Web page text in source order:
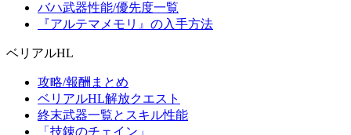
バハ武器性能/優先度一覧
『アルテマメモリ』の入手方法
ベリアルHL
攻略/報酬まとめ
ベリアルHL解放クエスト
終末武器一覧とスキル性能
「技錬のチェイン」